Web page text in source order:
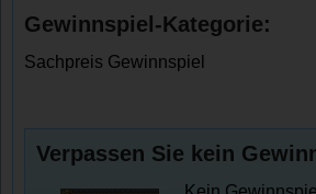
Gewinnspiel-Kategorie:
Sachpreis Gewinnspiel
Verpassen Sie kein